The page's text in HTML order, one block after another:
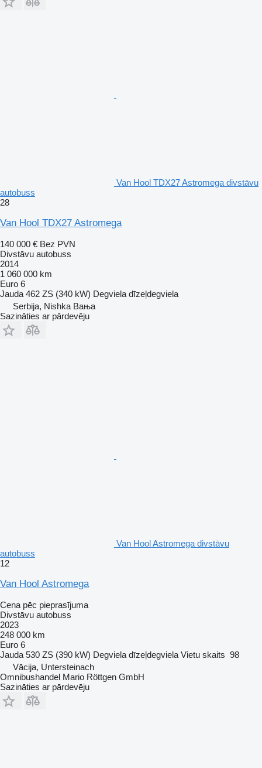
Van Hool TDX27 Astromega divstāvu
autobuss
28
Van Hool TDX27 Astromega
140 000 € Bez PVN
Divstāvu autobuss
2014
1 060 000 km
Euro 6
Jauda 462 ZS (340 kW) Degviela dīzeļdegviela
Serbija, Nishka Baњa
Sazināties ar pārdevēju
Van Hool Astromega divstāvu
autobuss
12
Van Hool Astromega
Cena pēc pieprasījuma
Divstāvu autobuss
2023
248 000 km
Euro 6
Jauda 530 ZS (390 kW) Degviela dīzeļdegviela Vietu skaits 98
Vācija, Untersteinach
Omnibushandel Mario Röttgen GmbH
Sazināties ar pārdevēju